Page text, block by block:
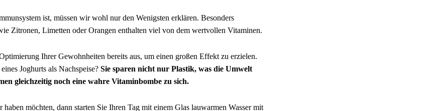
ist, müssen wir wohl nur den Wenigsten erklären. Besonders
Zitronen, Limetten oder Orangen enthalten viel von dem wertvollen Vitaminen.
Ihrer Gewohnheiten bereits aus, um einen großen Effekt zu erzielen.
Joghurts als Nachspeise? Sie sparen nicht nur Plastik, was die Umwelt
gleichzeitig noch eine wahre Vitaminbombe zu sich.
haben möchten, dann starten Sie Ihren Tag mit einem Glas lauwarmen Wasser mit